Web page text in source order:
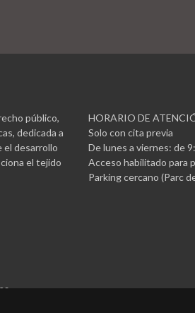
público,
dedicada a
el desarrollo
el tejido
HORARIO DE
Solo con cita previa
De lunes a viernes: de
Acceso habilitado para
Parking cercano (Parc